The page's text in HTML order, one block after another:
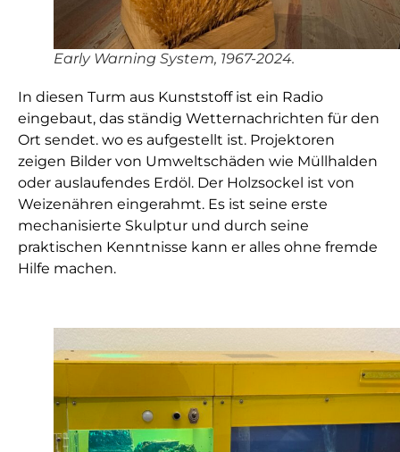
Early Warning System, 1967-2024.
In diesen Turm aus Kunststoff ist ein Radio
eingebaut, das ständig Wetternachrichten für den
Ort sendet. wo es aufgestellt ist. Projektoren
zeigen Bilder von Umweltschäden wie Müllhalden
oder auslaufendes Erdöl. Der Holzsockel ist von
Weizenähren eingerahmt. Es ist seine erste
mechanisierte Skulptur und durch seine
praktischen Kenntnisse kann er alles ohne fremde
Hilfe machen.